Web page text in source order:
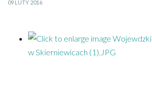
09 LUTY 2016